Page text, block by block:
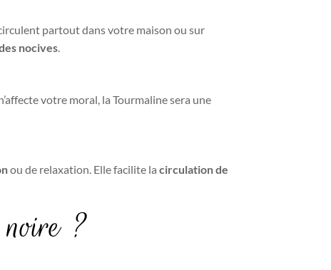
partout dans votre maison ou sur
nocives.
votre moral, la Tourmaline sera une
ou de relaxation. Elle facilite la circulation de
?